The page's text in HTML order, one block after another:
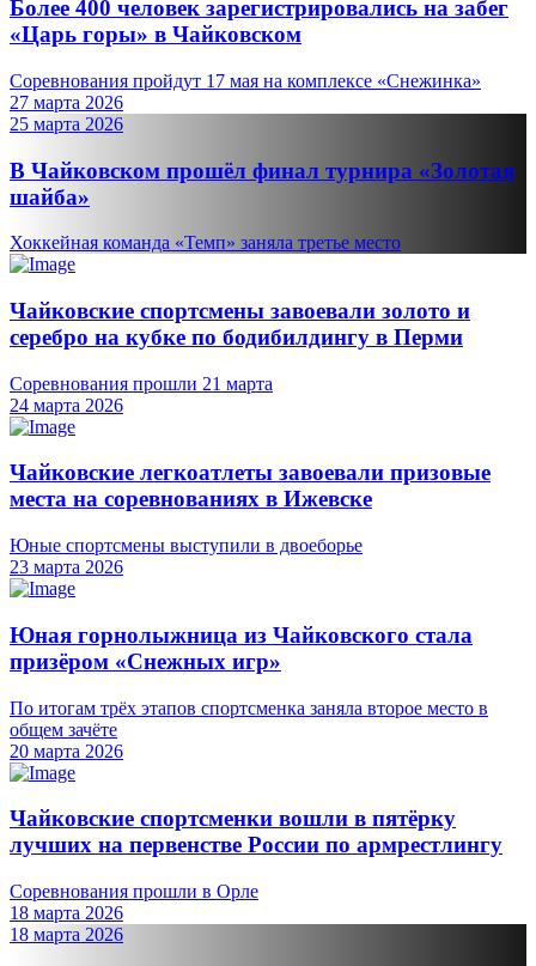
Более 400 человек зарегистрировались на забег
«Царь горы» в Чайковском
Соревнования пройдут 17 мая на комплексе «Снежинка»
27 марта 2026
25 марта 2026
В Чайковском прошёл финал турнира «Золотая
шайба»
Хоккейная команда «Темп» заняла третье место
Чайковские спортсмены завоевали золото и
серебро на кубке по бодибилдингу в Перми
Соревнования прошли 21 марта
24 марта 2026
Чайковские легкоатлеты завоевали призовые
места на соревнованиях в Ижевске
Юные спортсмены выступили в двоеборье
23 марта 2026
Юная горнолыжница из Чайковского стала
призёром «Снежных игр»
По итогам трёх этапов спортсменка заняла второе место в
общем зачёте
20 марта 2026
Чайковские спортсменки вошли в пятёрку
лучших на первенстве России по армрестлингу
Соревнования прошли в Орле
18 марта 2026
18 марта 2026